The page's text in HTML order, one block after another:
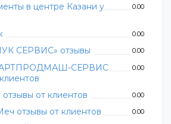
в центре Казани у
0.00
0.00
СЕРВИС» отзывы 0.00
СЕРВИС
0.00
от клиентов 0.00
отзывы от клиентов 0.00